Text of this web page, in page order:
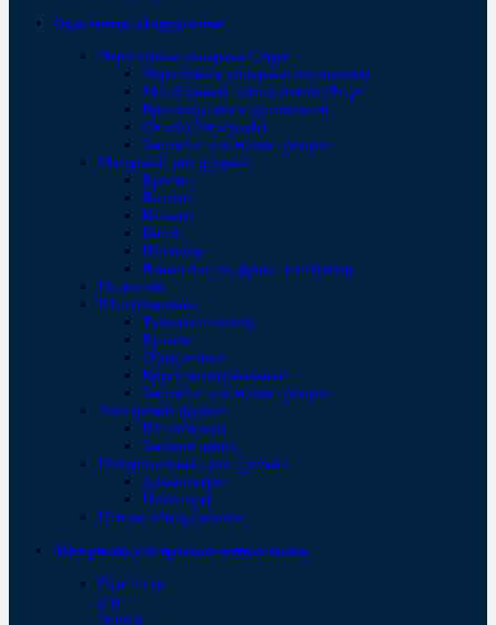
Отделочное оборудование
Окрасочные аппараты Chnye
Окрасочные аппараты поршневые
Мембранные распылители Chnye
Краскопульты и удлинители
Сопла (Форсунки)
Запчасти и комплектующие
Малярный инструмент
Бугели
Валики
Кельмы
Кисти
Шпатели
Ванночки, поддоны, вкладыши
Пылесосы
Шлифмашины
Телескопические
Ручные
Обдирочные
Круги шлифовальные
Запчасти и комплектующие
Электроинструмент
Штроборезы
Заклепочники
Измерительный инструмент
Дальномеры
Нивелиры
Прочее оборудование
Материалы для промышленных полов
Пропитки
для
бетона